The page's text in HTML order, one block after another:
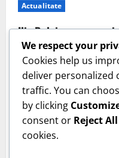
Actualitate
Ilie Bolojan, anunț
energiei electrice. Ce a
User 8
August 6, 2026
Actualitate
Anunț făcut de BRD
România.
We respect your
Cookies help us
deliver personalized
traffic. You can
by clicking
consent or Reject All
cookies.